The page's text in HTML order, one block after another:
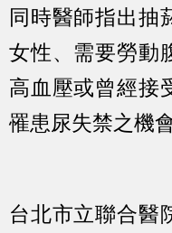
同時醫師指出抽
女性、需要勞動
高血壓或曾經接
罹患尿失禁之機
台北市立聯合醫